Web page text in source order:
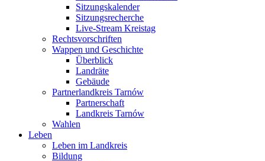
Sitzungskalender
Sitzungsrecherche
Live-Stream Kreistag
Rechtsvorschriften
Wappen und Geschichte
Überblick
Landräte
Gebäude
Partnerlandkreis Tarnów
Partnerschaft
Landkreis Tarnów
Wahlen
Leben
Leben im Landkreis
Bildung